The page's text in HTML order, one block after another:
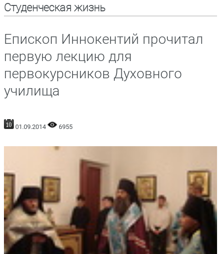
Студенческая жизнь
Епископ Иннокентий прочитал
первую лекцию для
первокурсников Духовного
училища
01.09.2014 6955